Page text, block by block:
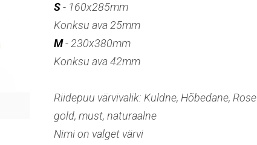
S- 160x285mm
Konksu ava 25mm
M- 230x380mm
Konksu ava 42mm
Riidepuu värvivalik: Kuldne, Hõbedane, Rose
gold, must, naturaalne
Nimi on valget värvi